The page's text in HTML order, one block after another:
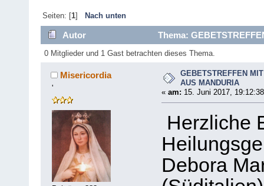
Seiten: [1] Nach unten
Autor
Thema:
mal)
0 Mitglieder und 1 Gast betrachten dieses Thema.
Misericordia
'
GEBETSTREFFEN
AUS MANDURIA
« am: 15. Juni 2017,
Herzliche
Debora